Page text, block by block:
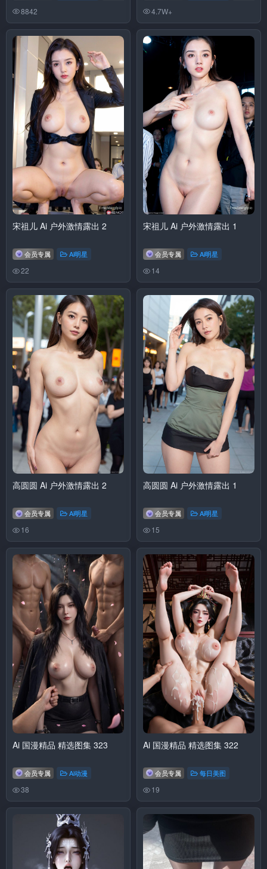
8842 4.7W+
宋祖儿 Ai 户外激情露出 2
会员专属 Ai明星
22
宋祖儿 Ai 户外激情露出 1
会员专属 Ai明星
14
高圆圆 Ai 户外激情露出 2
会员专属 Ai明星
16
高圆圆 Ai 户外激情露出 1
会员专属 Ai明星
15
Ai 国漫精品 精选图集 323
会员专属 Ai动漫
38
Ai 国漫精品 精选图集 322
会员专属 每日美图
19